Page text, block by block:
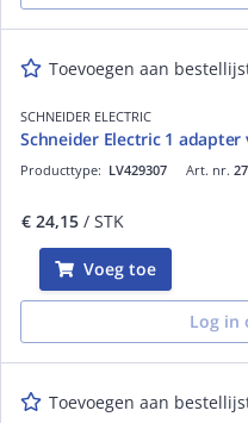
Toevoegen aan
SCHNEIDER ELECTRIC
Schneider Electric 1
Art. nr.
Producttype: LV429307
€ 24,15 / STK
Voeg toe
Log in
Toevoegen aan